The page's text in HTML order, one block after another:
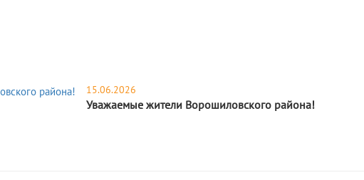
15.06.2026
Уважаемые жители Ворошиловского района!